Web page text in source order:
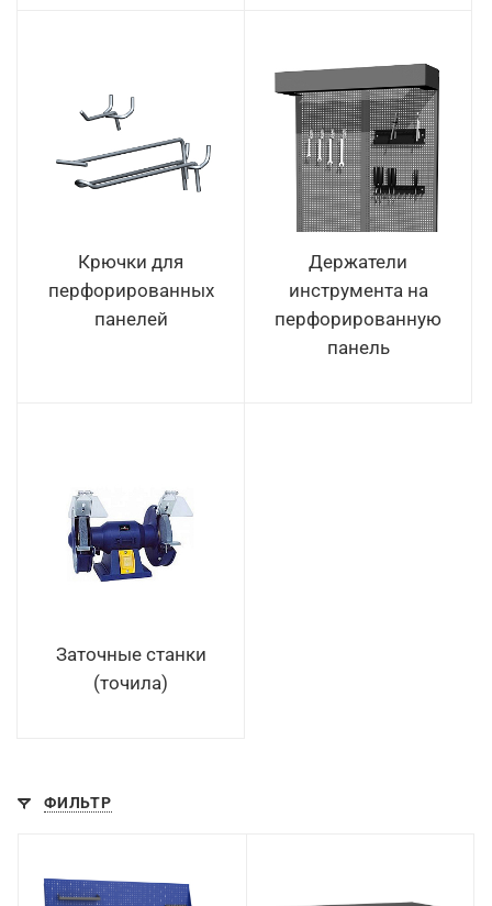
Крючки для
перфорированных
панелей
Держатели
инструмента на
перфорированную
панель
Заточные станки
(точила)
ФИЛЬТР